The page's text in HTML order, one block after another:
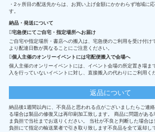
・2ヶ所目の配送先からは、お買い上げ金額にかかわらず地域に
す。
納品・発送について
宅急便にてご自宅・指定場所へお届け
ご自宅や指定場所・書店への搬入は、宅急便のご利用を受け付け
より配達日数が異なることにご注意ください。
個人主催のオンリーイベントには宅配便搬入で会場へ
個人主催のオンリーイベントには、イベント会場の所定置き場ま
入を行っていないイベントに対し、直接搬入の代わりにご利用く
返品について
納品後1週間以内に、不良品と思われる点がございましたらご連
る場合は製品の修復又は再印刷加工致します。 商品に問題がある
ま負担で当社までお送りください。 当社が不良と判断した場合
負担にて指定の輸送業者で引き取り致します不良品を全て返却し